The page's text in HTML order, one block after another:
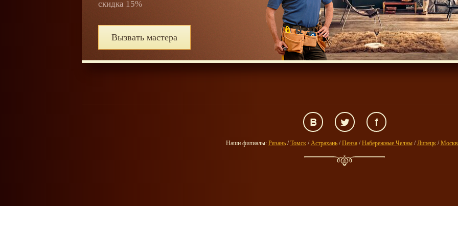
скидка 15%
Вызвать мастера
Наши филиалы: Рязань/Томск/Астрахань/Пенза/Набережные Челны/Липецк/